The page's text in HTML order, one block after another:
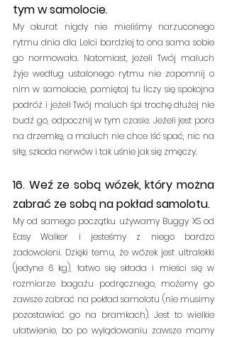
tym w samolocie.
My akurat nigdy nie mieliśmy narzuconego
rytmu dnia dla Lelci bardziej to ona sama sobie
go normowała. Natomiast, jeżeli Twój maluch
żyje według ustalonego rytmu nie zapomnij o
nim w samolocie, pamiętaj tu liczy się spokojna
podróż i jeżeli Twój maluch śpi trochę dłużej nie
budź go, odpocznij w tym czasie. Jeżeli jest pora
na drzemkę, a maluch nie chce iść spać, nic na
siłę, szkoda nerwów i tak uśnie jak się zmęczy.
16. Weź ze sobą wózek, który można
zabrać ze sobą na pokład samolotu.
My od samego początku używamy Buggy XS od
Easy Walker i jesteśmy z niego bardzo
zadowoleni. Dzięki temu, że wózek jest ultralekki
(jedyne 6 kg), łatwo się składa i mieści się w
rozmiarze bagażu podręcznego, możemy go
zawsze zabrać na pokład samolotu (nie musimy
pozostawiać go na bramkach). Jest to wielkie
ułatwienie, bo po wylądowaniu zawsze mamy